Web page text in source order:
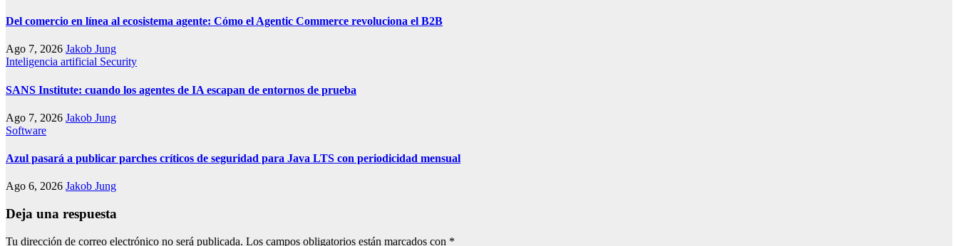
Del comercio en línea al ecosistema agente: Cómo el Agentic Commerce revoluciona el B2B
Ago 7, 2026 Jakob Jung
Inteligencia artificial Security
SANS Institute: cuando los agentes de IA escapan de entornos de prueba
Ago 7, 2026 Jakob Jung
Software
Azul pasará a publicar parches críticos de seguridad para Java LTS con periodicidad mensual
Ago 6, 2026 Jakob Jung
Deja una respuesta
Tu dirección de correo electrónico no será publicada. Los campos obligatorios están marcados con *